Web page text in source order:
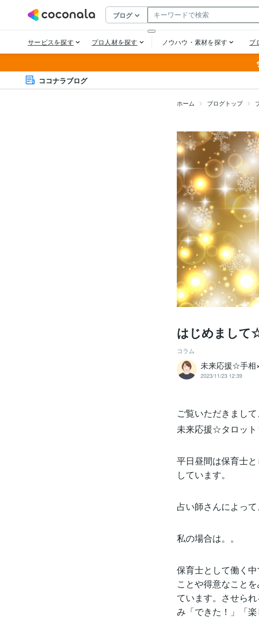
ココナラブログ
ホーム ブログトップ
はじめまして
コラム
未来応援☆手相
2023/11/23 12:39
ご覧いただきまし
未来応援☆タロット
平日昼間は保育士
しています。
占い師さんによっ
私の場合は。。
保育士として働く
ことや得意なこと
ています。させら
み「できた！」「